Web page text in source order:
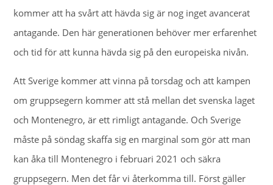
kommer att ha svårt att hävda sig är nog inget avancerat
antagande. Den här generationen behöver mer erfarenhet
och tid för att kunna hävda sig på den europeiska nivån.
Att Sverige kommer att vinna på torsdag och att kampen
om gruppsegern kommer att stå mellan det svenska laget
och Montenegro, är ett rimligt antagande. Och Sverige
måste på söndag skaffa sig en marginal som gör att man
kan åka till Montenegro i februari 2021 och säkra
gruppsegern. Men det får vi återkomma till. Först gäller